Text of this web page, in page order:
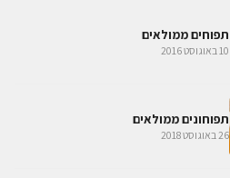
תפוחים ממולאים
10 באוגוסט 2016
תפוחונים ממולאים
26 באוגוסט 2018